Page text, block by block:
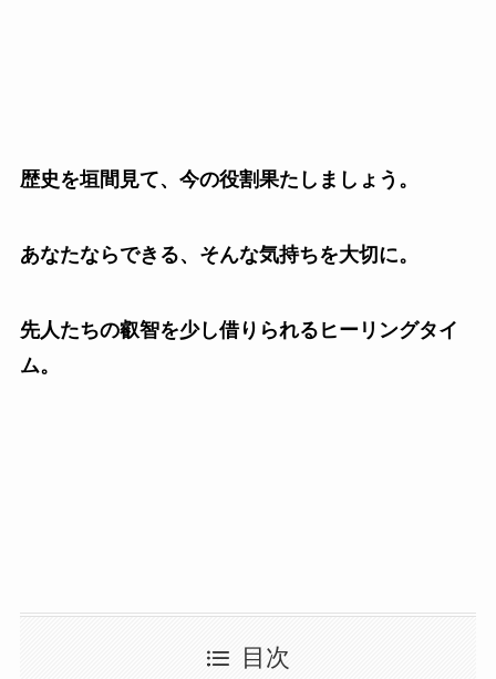
歴史を垣間見て、今の役割果たしましょう。
あなたならできる、そんな気持ちを大切に。
先人たちの叡智を少し借りられるヒーリングタイ
ム。
目次